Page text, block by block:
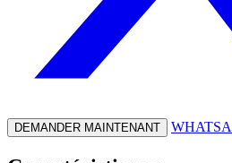
DEMANDER MAINTENANT